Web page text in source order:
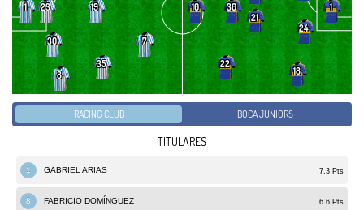
1 23
30
8
19
35
7
1
24
18
21
30
22
10
RACING CLUB BOCA JUNIORS
TITULARES
1 GABRIEL ARIAS 7.3 Pts
8 FABRICIO DOMÍNGUEZ 6.6 Pts